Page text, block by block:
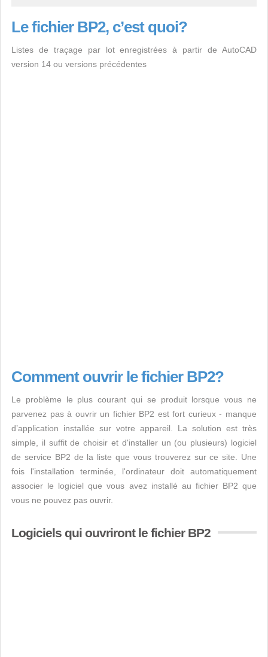
Le fichier BP2, c’est quoi?
Listes de traçage par lot enregistrées à partir de AutoCAD
version 14 ou versions précédentes
Comment ouvrir le fichier BP2?
Le problème le plus courant qui se produit lorsque vous ne
parvenez pas à ouvrir un fichier BP2 est fort curieux - manque
d’application installée sur votre appareil. La solution est très
simple, il suffit de choisir et d'installer un (ou plusieurs) logiciel
de service BP2 de la liste que vous trouverez sur ce site. Une
fois l'installation terminée, l'ordinateur doit automatiquement
associer le logiciel que vous avez installé au fichier BP2 que
vous ne pouvez pas ouvrir.
Logiciels qui ouvriront le fichier BP2